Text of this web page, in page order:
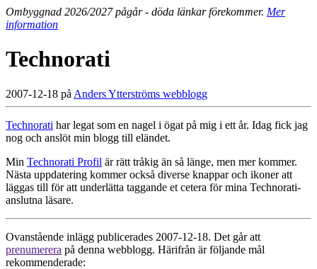
Ombyggnad 2026/2027 pågår - döda länkar förekommer. Mer
information
Technorati
2007-12-18 på Anders Ytterströms webblogg
Technorati har legat som en nagel i ögat på mig i ett år. Idag fick jag
nog och anslöt min blogg till eländet.
Min Technorati Profil är rätt tråkig än så länge, men mer kommer.
Nästa uppdatering kommer också diverse knappar och ikoner att
läggas till för att underlätta taggande et cetera för mina Technorati-
anslutna läsare.
Ovanstående inlägg publicerades 2007-12-18. Det går att
prenumerera på denna webblogg. Härifrån är följande mål
rekommenderade: